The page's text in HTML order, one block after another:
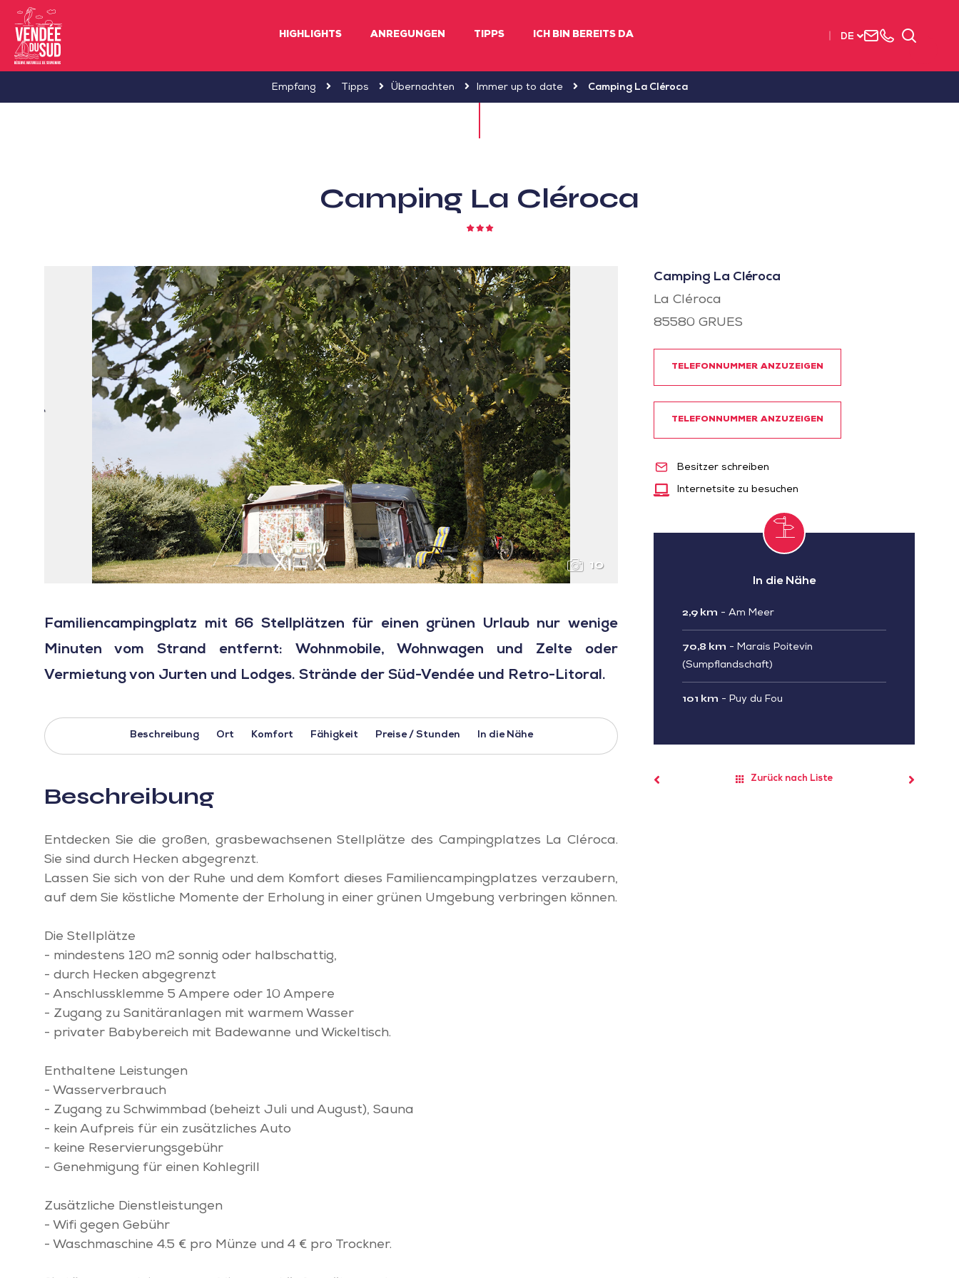
Sud
HIGHLIGHTS ANREGUNGEN TIPPS ICH BIN BEREITS DA DE
Uns+33Suchen
Empfang Tipps Übernachten Immer up to date Camping La Cléroca
Camping La Cléroca
3
10
Familiencampingplatz mit 66 Stellplätzen für einen grünen Urlaub nur wenige
Minuten vom Strand entfernt: Wohnmobile, Wohnwagen und Zelte oder
Vermietung von Jurten und Lodges. Strände der Süd-Vendée und Retro-Litoral.
Beschreibung Ort Komfort Fähigkeit Preise / Stunden In die Nähe
Beschreibung
Entdecken Sie die großen, grasbewachsenen Stellplätze des Campingplatzes La Cléroca.
Sie sind durch Hecken abgegrenzt.
Lassen Sie sich von der Ruhe und dem Komfort dieses Familiencampingplatzes verzaubern,
auf dem Sie köstliche Momente der Erholung in einer grünen Umgebung verbringen können.
Die Stellplätze
- mindestens 120 m2 sonnig oder halbschattig,
- durch Hecken abgegrenzt
- Anschlussklemme 5 Ampere oder 10 Ampere
- Zugang zu Sanitäranlagen mit warmem Wasser
- privater Babybereich mit Badewanne und Wickeltisch.
Enthaltene Leistungen
- Wasserverbrauch
- Zugang zu Schwimmbad (beheizt Juli und August), Sauna
- kein Aufpreis für ein zusätzliches Auto
- keine Reservierungsgebühr
- Genehmigung für einen Kohlegrill
Zusätzliche Dienstleistungen
- Wifi gegen Gebühr
- Waschmaschine 4.5 € pro Münze und 4 € pro Trockner.
Camping La Cléroca
La Cléroca
85580 GRUES
TELEFONNUMMER ANZUZEIGEN
TELEFONNUMMER ANZUZEIGEN
Besitzer schreiben
Internetsite zu besuchen
In die Nähe
2,9 km - Am Meer
70,8 km - Marais Poitevin
(Sumpflandschaft)
101 km - Puy du Fou
Zurück nach Liste